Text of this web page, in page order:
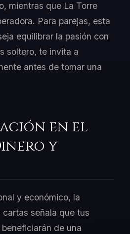
mientras que La Torre
Para parejas, esta
equilibrar la pasión con
soltero, te invita a
antes de tomar una
en el
y
y económico, la
señala que tus
de una